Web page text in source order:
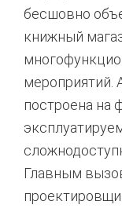
бесшовно
книжный
мероприятий.
построена на
Главным